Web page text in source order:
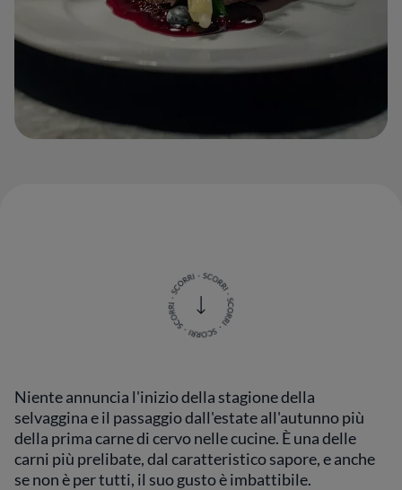
Niente annuncia l'inizio della stagione della
selvaggina e il passaggio dall'estate all'autunno più
della prima carne di cervo nelle cucine. È una delle
carni più prelibate, dal caratteristico sapore, e anche
se non è per tutti, il suo gusto è imbattibile.